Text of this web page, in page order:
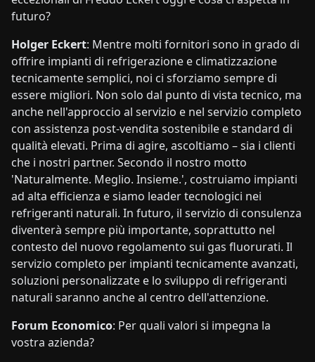
futuro?
Holger Eckert: Mentre molti fornitori sono in grado di
offrire impianti di refrigerazione e climatizzazione
tecnicamente semplici, noi ci sforziamo sempre di
essere migliori. Non solo dal punto di vista tecnico, ma
anche nell'approccio al servizio e nel servizio completo
con assistenza post-vendita sostenibile e standard di
qualità elevati. Prima di agire, ascoltiamo – sia i clienti
che i nostri partner. Secondo il nostro motto
'Naturalmente. Meglio. Insieme.', costruiamo impianti
ad alta efficienza e siamo leader tecnologici nei
refrigeranti naturali. In futuro, il servizio di consulenza
diventerà sempre più importante, soprattutto nel
contesto del nuovo regolamento sui gas fluorurati. Il
servizio completo per impianti tecnicamente avanzati,
soluzioni personalizzate e lo sviluppo di refrigeranti
naturali saranno anche al centro dell'attenzione.
Forum Economico: Per quali valori si impegna la
vostra azienda?